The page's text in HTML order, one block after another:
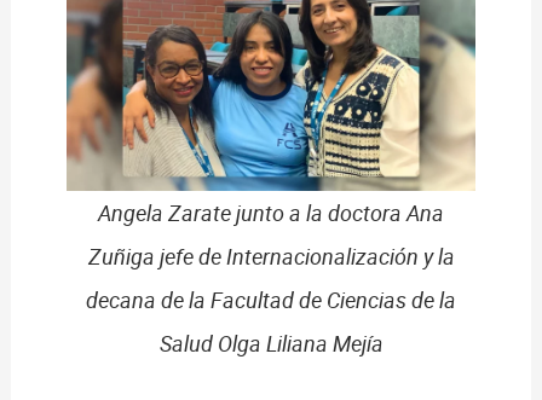
Angela Zarate junto a la doctora Ana
Zuñiga jefe de Internacionalización y la
decana de la Facultad de Ciencias de la
Salud Olga Liliana Mejía